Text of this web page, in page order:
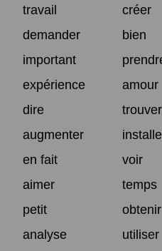
travail
créer
demander
bien
important
expérience
amour
dire
trouver
augmenter
en fait
voir
aimer
temps
petit
obtenir
analyse
utiliser